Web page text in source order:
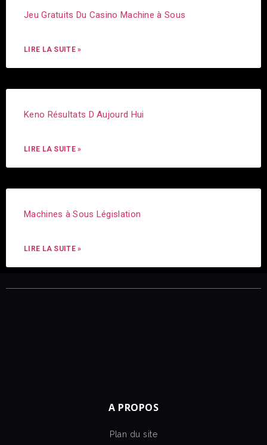
Jeu Gratuits Du Casino Machine à Sous
LIRE LA SUITE »
Keno Résultats D Aujourd Hui
LIRE LA SUITE »
Machines à Sous Législation
LIRE LA SUITE »
A PROPOS
Plan du site